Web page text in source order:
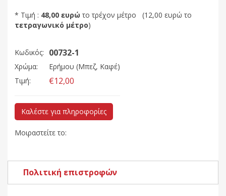
* Τιμή : 48,00 ευρώ το τρέχον μέτρο (12,00 ευρώ το
τετραγωνικό μέτρο)
Κωδικός: 00732-1
Χρώμα:
Ερήμου (Μπεζ, Καφέ)
Τιμή:
€12,00
Καλέστε για πληροφορίες
Μοιραστείτε το:
Πολιτική επιστροφών